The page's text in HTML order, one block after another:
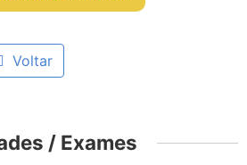
Voltar
/ Exames